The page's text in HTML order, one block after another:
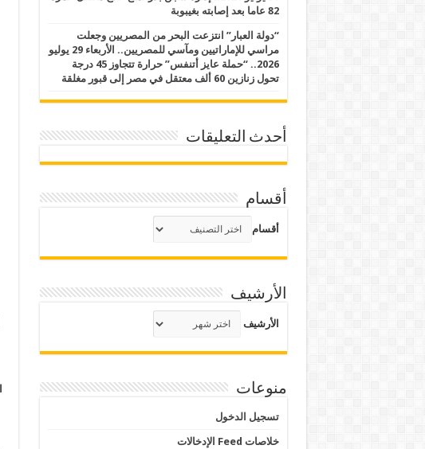
82 عاما بعد إصابته بغيبوبة
“دولة العبار” انتزعت البحر من المصريين وجعلت
مراسي للإماراتيين ومآسي للمصريين.. الأربعاء 29 يوليو
2026.. “حملة عايز أتنفس” حرارة تتجاوز 45 درجة
تحول زنازين 60 ألف معتقل في مصر إلى قبور مغلقة
أحدث التعليقات
أقسام
أقسام
الأرشيف
الأرشيف
منوعات
تسجيل الدخول
خلاصات Feed الإدخالات